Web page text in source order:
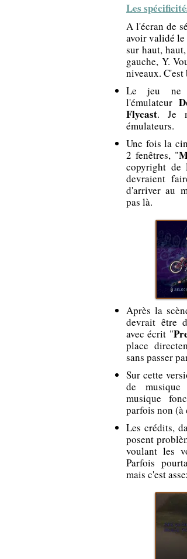
Les
A l'écran de
avoir validé
sur haut,
gauche, Y.
niveaux. C'est
Le jeu ne
l'émulateur
Flycast. Je
émulateurs.
Une fois la
2 fenêtres, "
copyright de
devraient
d'arriver au
pas là.
Après la
devrait être
avec écrit "
place
sans passer
Sur cette
de
musique
parfois non (à
Les crédits,
posent
voulant les
Parfois
mais c'est